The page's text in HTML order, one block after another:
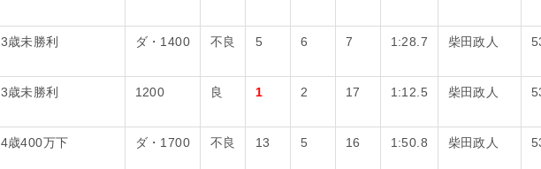
3歳未勝利 ダ・1400 不良 5 6 7 1:28.7 柴田政人
3歳未勝利 1200 良 1 2 17 1:12.5 柴田政人
4歳400万下 ダ・1700 不良 13 5 16 1:50.8 柴田政人